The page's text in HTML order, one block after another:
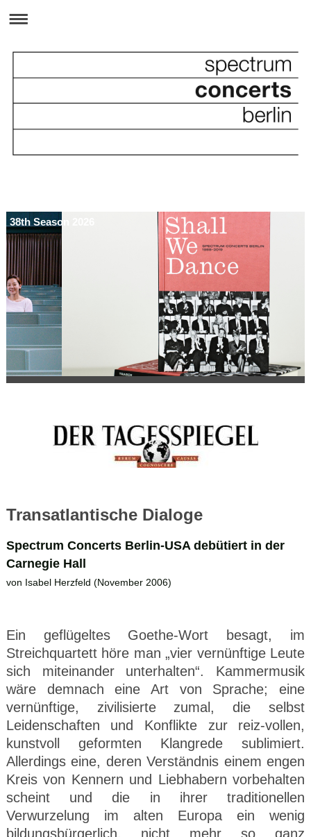
38th Season 2026
Transatlantische Dialoge
Spectrum Concerts Berlin-USA debütiert in der
Carnegie Hall
von Isabel Herzfeld (November 2006)
Ein geflügeltes Goethe-Wort besagt, im
Streichquartett höre man „vier vernünftige Leute
sich miteinander unterhalten“. Kammermusik
wäre demnach eine Art von Sprache; eine
vernünftige, zivilisierte zumal, die selbst
Leidenschaften und Konflikte zur reiz-vollen,
kunstvoll geformten Klangrede sublimiert.
Allerdings eine, deren Verständnis einem engen
Kreis von Kennern und Liebhabern vorbehalten
scheint und die in ihrer traditionellen
Verwurzelung im alten Europa ein wenig
bildungsbürgerlich, nicht mehr so ganz